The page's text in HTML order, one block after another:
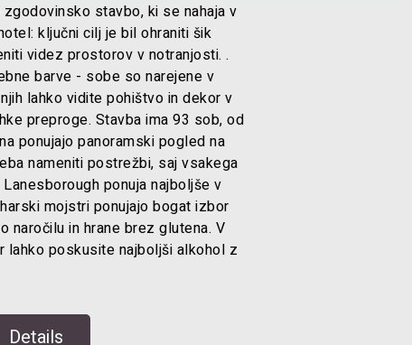
stavbo, ki se nahaja v
ključni cilj je bil ohraniti šik
videz prostorov v notranjosti. .
barve - sobe so narejene v
lahko vidite pohištvo in dekor v
preproge. Stavba ima 93 sob, od
ponujajo panoramski pogled na
nameniti postrežbi, saj vsakega
ponuja najboljše v
mojstri ponujajo bogat izbor
naročilu in hrane brez glutena. V
lahko poskusite najboljši alkohol z
Details